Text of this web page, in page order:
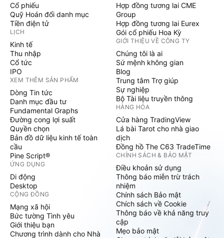
Cổ phiếu
Quỹ Hoán đổi danh mục
Tiền điện tử
LỊCH
Kinh tế
Thu nhập
Cổ tức
IPO
XEM THÊM SẢN PHẨM
Dòng Tin tức
Danh mục đầu tư
Fundamental Graphs
Đường cong lợi suất
Quyền chọn
Bản đồ dữ liệu kinh tế toàn
cầu
Pine Script®
ỨNG DỤNG
Di động
Desktop
CỘNG ĐỒNG
Mạng xã hội
Bức tường Tình yêu
Giới thiệu bạn
Chương trình dành cho Nhà
Hợp đồng tương lai CME
Group
Hợp đồng tương lai Eurex
Gói cổ phiếu Hoa Kỳ
GIỚI THIỆU VỀ CÔNG TY
Chúng tôi là ai
Sứ mệnh không gian
Blog
Trung tâm Trợ giúp
Sự nghiệp
Bộ Tài liệu truyền thông
HÀNG HÓA
Cửa hàng TradingView
Lá bài Tarot cho nhà giao
dịch
Đồng hồ The C63 TradeTime
CHÍNH SÁCH & BẢO MẬT
Điều khoản sử dụng
Thông báo miễn trừ trách
nhiệm
Chính sách Bảo mật
Chích sách về Cookie
Thông báo về khả năng truy
cập
Mẹo bảo mật